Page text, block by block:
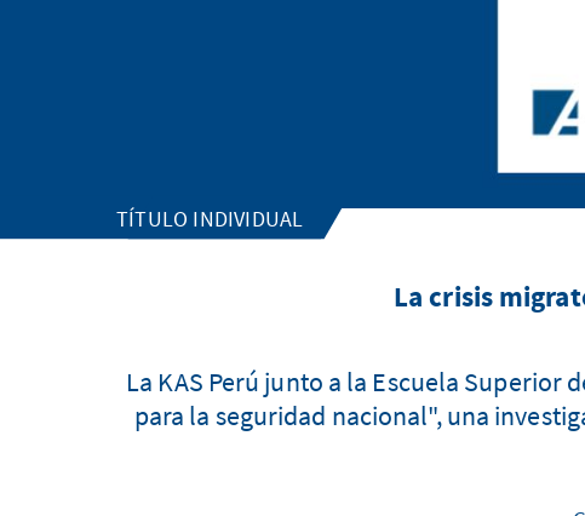
TÍTULO INDIVIDUAL
La crisis
La KAS Perú junto a la Escuela
para la seguridad nacional", una